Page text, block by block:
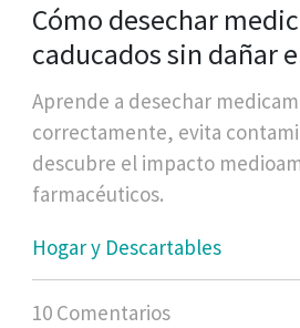
Cómo desechar
caducados sin dañar
Aprende a desechar
correctamente, evita
descubre el impacto
farmacéuticos.
Hogar y Descartables
10 Comentarios